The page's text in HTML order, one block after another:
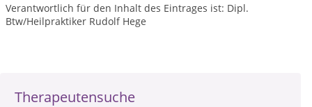
Therapeutensuche
Verantwortlich für den Inhalt des Eintrages ist: Dipl.
Btw/Heilpraktiker Rudolf Hege